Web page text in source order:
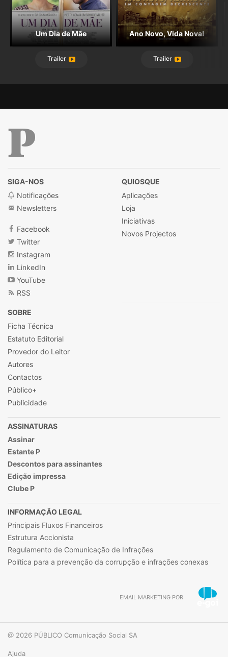
Um Dia de Mãe
Trailer
Ano Novo, Vida Nova!
Trailer
SIGA-NOS
Notificações
Newsletters
Facebook
Twitter
Instagram
LinkedIn
YouTube
RSS
QUIOSQUE
Aplicações
Loja
Iniciativas
Novos Projectos
SOBRE
Ficha Técnica
Estatuto Editorial
Provedor do Leitor
Autores
Contactos
Público+
Publicidade
ASSINATURAS
Assinar
Estante P
Descontos para assinantes
Edição impressa
Clube P
INFORMAÇÃO LEGAL
Principais Fluxos Financeiros
Estrutura Accionista
Regulamento de Comunicação de Infrações
Política para a prevenção da corrupção e infrações conexas
EMAIL MARKETING POR
@ 2026 PÚBLICO Comunicação Social SA
Ajuda